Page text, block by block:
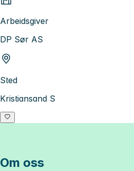
Arbeidsgiver
DP Sør AS
Sted
Kristiansand S
Om oss